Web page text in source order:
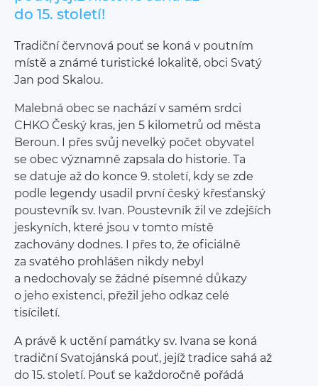
do 15. století!
Tradiční červnová pouť se koná v poutním
místě a známé turistické lokalitě, obci Svatý
Jan pod Skalou.
Malebná obec se nachází v samém srdci
CHKO Český kras, jen 5 kilometrů od města
Beroun. I přes svůj nevelký počet obyvatel
se obec významně zapsala do historie. Ta
se datuje až do konce 9. století, kdy se zde
podle legendy usadil první český křesťanský
poustevník sv. Ivan. Poustevník žil ve zdejších
jeskyních, které jsou v tomto místě
zachovány dodnes. I přes to, že oficiálně
za svatého prohlášen nikdy nebyl
a nedochovaly se žádné písemné důkazy
o jeho existenci, přežil jeho odkaz celé
tisíciletí.
A právě k uctění památky sv. Ivana se koná
tradiční Svatojánská pouť, jejíž tradice sahá až
do 15. století. Pouť se každoročně pořádá